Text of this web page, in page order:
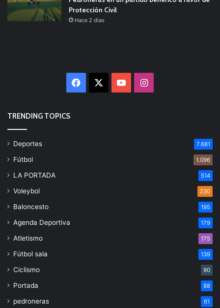
Protección Civil
Hace 2 días
Facebook YouTubeInstagram
TRENDING TOPICS
Deportes 7.681
Fútbol 1.096
LA PORTADA 514
Voleybol 230
Baloncesto 195
Agenda Deportiva 179
Atletismo 175
Fútbol sala 139
Ciclismo 90
Portada 88
pedroneras 61